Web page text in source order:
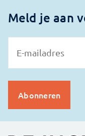
Meld je aan